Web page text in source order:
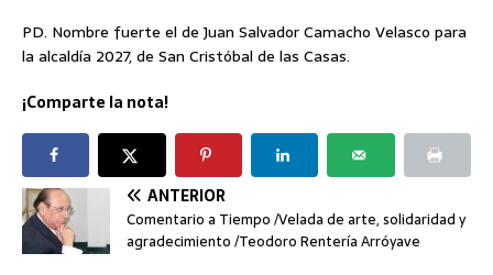
PD. Nombre fuerte el de Juan Salvador Camacho Velasco para
la alcaldía 2027, de San Cristóbal de las Casas.
¡Comparte la nota!
ANTERIOR
Comentario a Tiempo /Velada de arte, solidaridad y
agradecimiento /Teodoro Rentería Arróyave